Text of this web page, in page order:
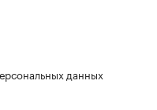
данных